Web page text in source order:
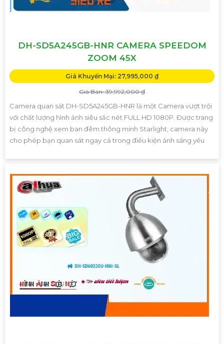
DH-SD5A245GB-HNR CAMERA SPEEDOM
ZOOM 45X
Giá Khuyến Mại: 27,995,000 ₫
Giá Bán: 39,992,000 ₫
Camera quan sát DH-SD5A245GB-HNR là một Camera vượt trội
với chất lượng hình ảnh siêu sắc nét FULL HD 1080P. Được trang
bị công nghệ xem ban đêm thông minh Starlight, camera này
cho phép bạn quan sát ngay cả trong điều kiện ánh sáng yếu